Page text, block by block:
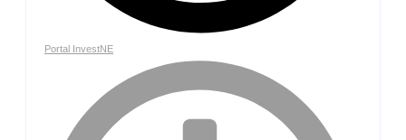
Portal InvestNE